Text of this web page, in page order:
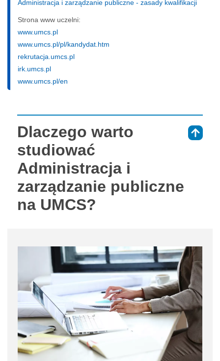
Administracja i zarządzanie publiczne - zasady kwalifikacji
Strona www uczelni:
www.umcs.pl
www.umcs.pl/pl/kandydat.htm
rekrutacja.umcs.pl
irk.umcs.pl
www.umcs.pl/en
Dlaczego warto
studiować
Administracja i
zarządzanie publiczne
na UMCS?